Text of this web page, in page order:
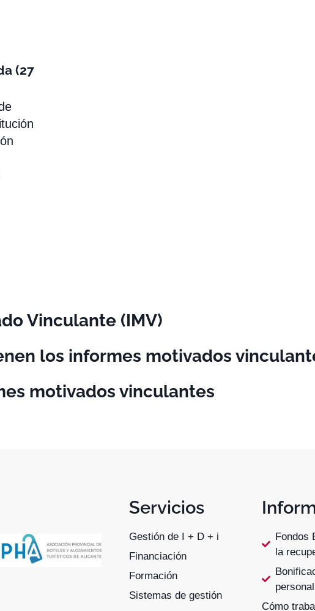
(27
Vinculante (IMV)
los informes motivados
motivados vinculantes
Servicios
Gestión de I + D + i
Financiación
Formación
Sistemas de gestión
Fondos
la
Cómo